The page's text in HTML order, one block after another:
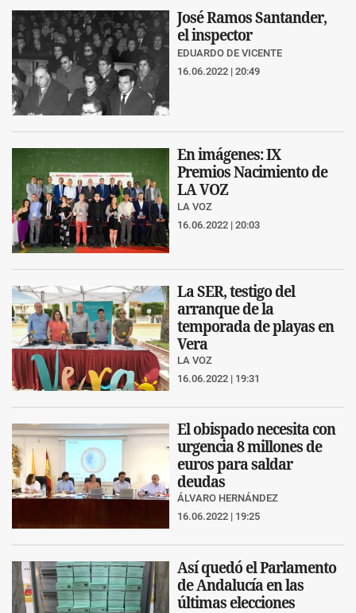
José Ramos Santander,
el inspector
EDUARDO DE VICENTE
16.06.2022 | 20:49
En imágenes: IX
Premios Nacimiento de
LA VOZ
LA VOZ
16.06.2022 | 20:03
La SER, testigo del
arranque de la
temporada de playas en
Vera
LA VOZ
16.06.2022 | 19:31
El obispado necesita con
urgencia 8 millones de
euros para saldar
deudas
ÁLVARO HERNÁNDEZ
16.06.2022 | 19:25
Así quedó el Parlamento
de Andalucía en las
últimas elecciones